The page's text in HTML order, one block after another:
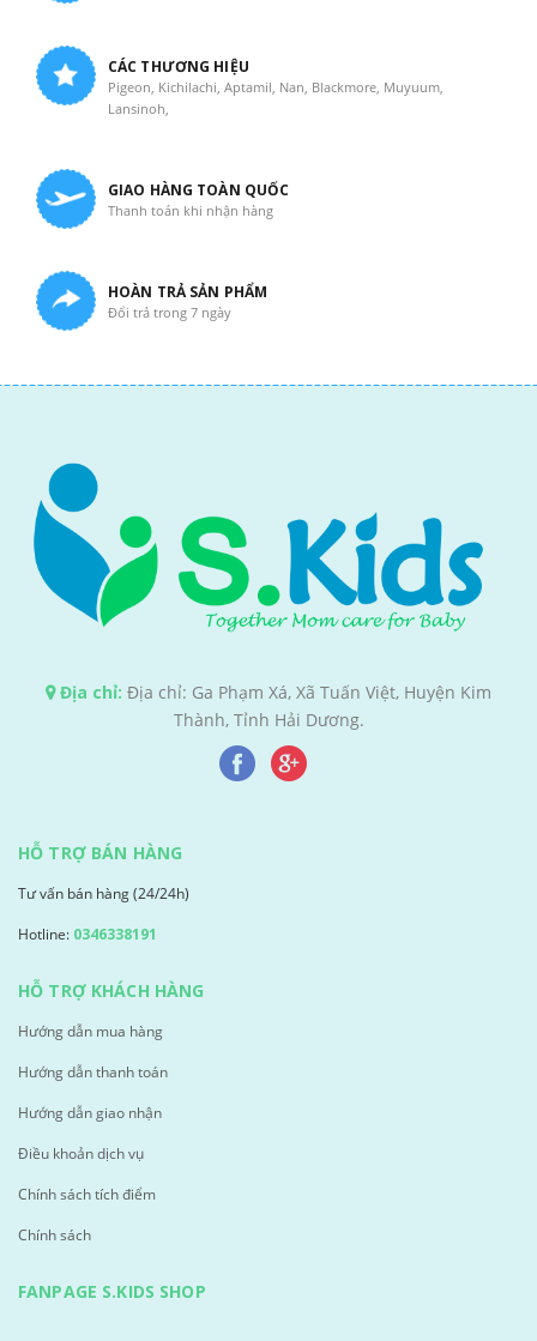
CÁC THƯƠNG HIỆU
Pigeon, Kichilachi, Aptamil, Nan, Blackmore, Muyuum,
Lansinoh,
GIAO HÀNG TOÀN QUỐC
Thanh toán khi nhận hàng
HOÀN TRẢ SẢN PHẨM
Đổi trả trong 7 ngày
Địa chỉ: Địa chỉ: Ga Phạm Xá, Xã Tuấn Việt, Huyện Kim
Thành, Tỉnh Hải Dương.
HỖ TRỢ BÁN HÀNG
Tư vấn bán hàng (24/24h)
Hotline: 0346338191
HỖ TRỢ KHÁCH HÀNG
Hướng dẫn mua hàng
Hướng dẫn thanh toán
Hướng dẫn giao nhận
Điều khoản dịch vụ
Chính sách tích điểm
Chính sách
FANPAGE S.KIDS SHOP